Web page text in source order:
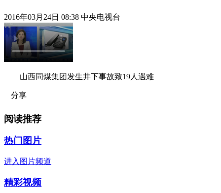
2016年03月24日 08:38 中央电视台
山西同煤集团发生井下事故致19人遇难
分享
阅读推荐
热门图片
进入图片频道
精彩视频